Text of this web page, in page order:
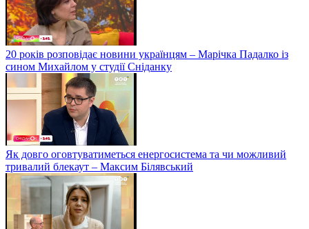
20 років розповідає новини українцям – Марічка Падалко із
сином Михайлом у студії Сніданку
Як довго оговтуватиметься енергосистема та чи можливий
тривалий блекаут – Максим Білявський